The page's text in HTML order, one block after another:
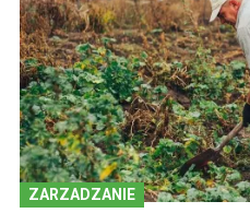
ZARZADZANIE